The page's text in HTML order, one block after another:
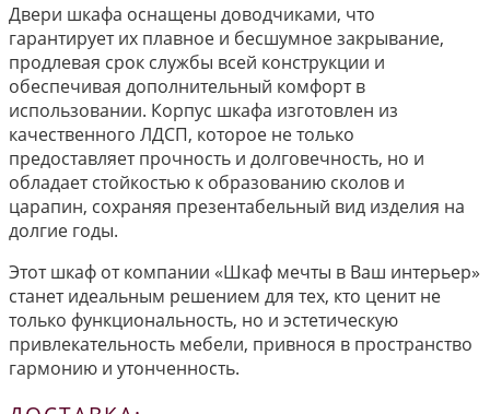
Двери шкафа оснащены доводчиками, что
гарантирует их плавное и бесшумное закрывание,
продлевая срок службы всей конструкции и
обеспечивая дополнительный комфорт в
использовании. Корпус шкафа изготовлен из
качественного ЛДСП, которое не только
предоставляет прочность и долговечность, но и
обладает стойкостью к образованию сколов и
царапин, сохраняя презентабельный вид изделия на
долгие годы.
Этот шкаф от компании «Шкаф мечты в Ваш интерьер»
станет идеальным решением для тех, кто ценит не
только функциональность, но и эстетическую
привлекательность мебели, привнося в пространство
гармонию и утонченность.